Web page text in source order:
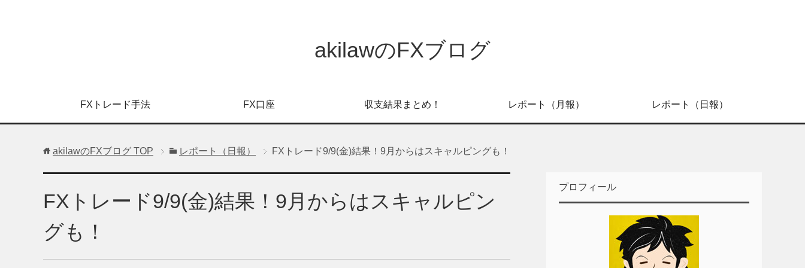
akilawのFXブログ
FXトレード手法 FX口座 収支結果まとめ！ レポート（月報） レポート（日報）
akilawのFXブログ TOP レポート（日報） FXトレード9/9(金)結果！9月からはスキャルピングも！
FXトレード9/9(金)結果！9月からはスキャルピン
グも！
プロフィール